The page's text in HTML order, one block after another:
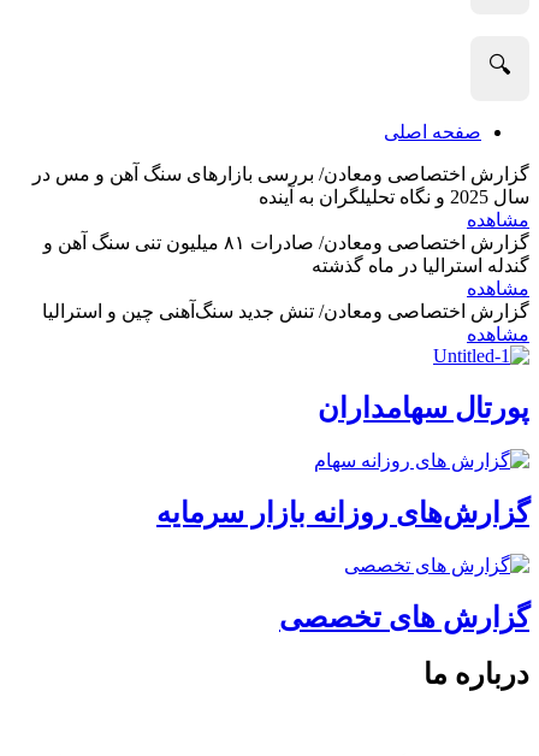
🔍
صفحه اصلی
گزارش اختصاصی ومعادن/ بررسی بازارهای سنگ آهن و مس در
سال 2025 و نگاه تحلیلگران به آینده
مشاهده
گزارش اختصاصی ومعادن/ صادرات ۸۱ میلیون تنی سنگ آهن و
گندله استرالیا در ماه گذشته
مشاهده
گزارش اختصاصی ومعادن/ تنش جدید سنگ‌آهنی چین و استرالیا
مشاهده
پورتال سهامداران
گزارش‌های روزانه بازار سرمایه
گزارش های تخصصی
درباره ما